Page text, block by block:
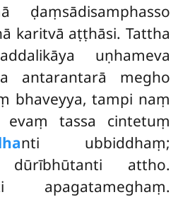
karitvā aṭṭhāsi. Tattha
uṇhameva
antarantarā megho
bhaveyya, tampi naṃ
tassa cintetuṃ
nti ubbiddhaṃ;
dūrībhūtanti attho.
apagatameghaṃ.